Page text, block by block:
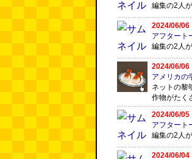
編集の2人
2024/06/06
アフタート
編集の2人
2024/06/06
アメリカの
ネットの黎
作物がたく
2024/06/05
アフタート
編集の2人
2024/06/04